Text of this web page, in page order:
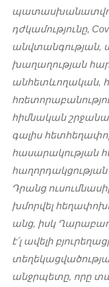
դժկամությունը,
անվտանգության,
խաղաղության
անհետևողական,
հիմնական
գալիս
հասարակության
հաղորդակցության
Դրանց
խմորվել
անց, իսկ
է՛լ ավելի
անջրպետը, որը